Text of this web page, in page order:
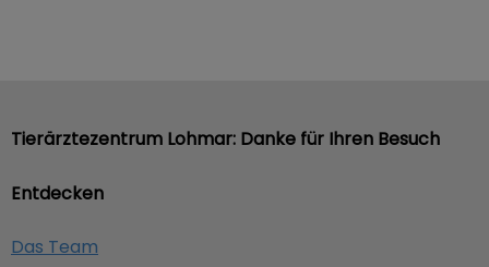
Entdecken
Das Team
Tierärztezentrum Lohmar: Danke für Ihren Besuch